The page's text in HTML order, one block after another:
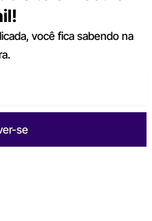
você fica sabendo na
se